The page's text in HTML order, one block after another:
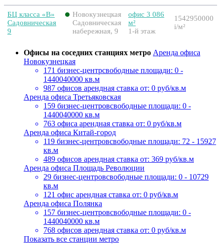
БЦ класса «B»
Садовническая
9
Новокузнецкая
Садовническая
набережная, 9
офис 3 086
м²
1-й этаж
1542950000
i/м²
Офисы на соседних станциях метро Аренда офиса
Новокузнецкая
171 бизнес-центрсвободные площади: 0 -
1440040000 кв.м
987 офисов арендная ставка от: 0 руб/кв.м
Аренда офиса Третьяковская
159 бизнес-центровсвободные площади: 0 -
1440040000 кв.м
763 офиса арендная ставка от: 0 руб/кв.м
Аренда офиса Китай-город
119 бизнес-центровсвободные площади: 72 - 15927
кв.м
489 офисов арендная ставка от: 369 руб/кв.м
Аренда офиса Площадь Революции
29 бизнес-центровсвободные площади: 0 - 10729
кв.м
121 офис арендная ставка от: 0 руб/кв.м
Аренда офиса Полянка
157 бизнес-центровсвободные площади: 0 -
1440040000 кв.м
768 офисов арендная ставка от: 0 руб/кв.м
Показать все станции метро